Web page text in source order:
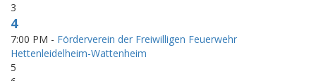
3
4
7:00 PM - Förderverein der Freiwilligen Feuerwehr
Hettenleidelheim-Wattenheim
5